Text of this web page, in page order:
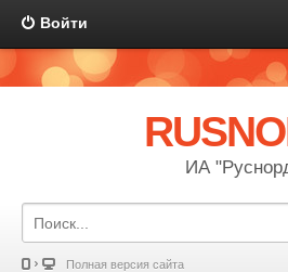
Войти
ИА
Полная версия сайта